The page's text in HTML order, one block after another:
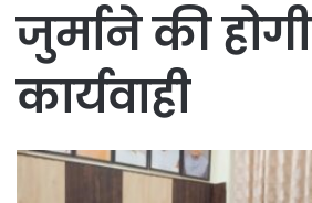
जुर्माने की होगी
कार्यवाही